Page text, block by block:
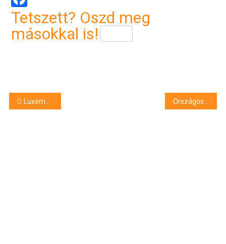
Tetszett? Oszd meg
másokkal is!
Bejegyzés
Luxembourgban álltak ki a debreceni hallgatók a magyar felsőoktatásért Országos vérellátó: 13 ezer szervátültetés történt eddig Magyarországon